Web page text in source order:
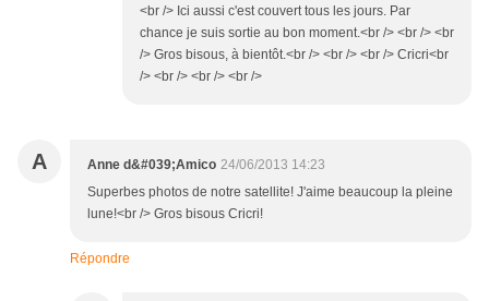
<br /> Ici aussi c'est couvert tous les jours. Par
chance je suis sortie au bon moment.<br /> <br /> <br
/> Gros bisous, à bientôt.<br /> <br /> <br /> Cricri<br
/> <br /> <br /> <br />
A Anne d&#039;Amico 24/06/2013 14:23
Superbes photos de notre satellite! J'aime beaucoup la pleine
lune!<br /> Gros bisous Cricri!
Répondre